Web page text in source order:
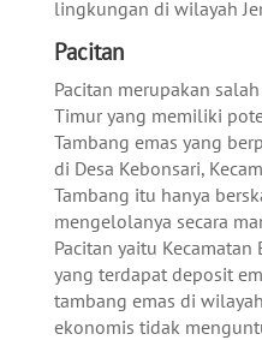
lingkungan di wilayah
Pacitan
Pacitan merupakan
Timur yang memiliki
Tambang emas yang
di Desa Kebonsari,
Tambang itu hanya
mengelolanya secara
Pacitan yaitu Kecamatan
yang terdapat deposit
tambang emas di
ekonomis tidak